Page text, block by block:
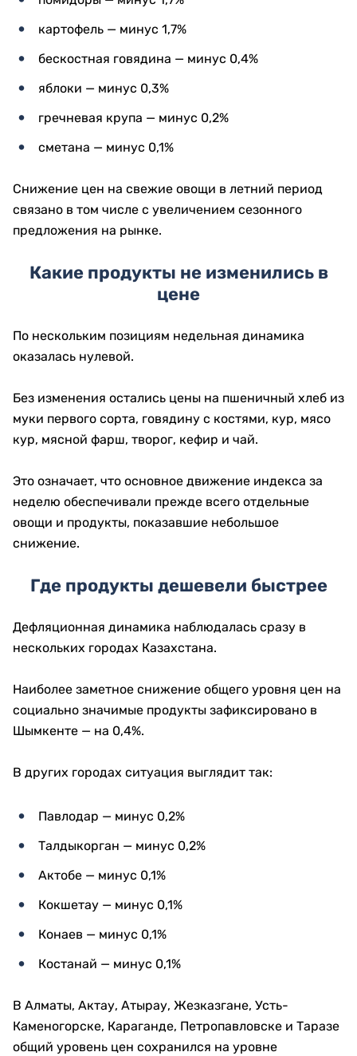
картофель — минус 1,7%
бескостная говядина — минус 0,4%
яблоки — минус 0,3%
гречневая крупа — минус 0,2%
сметана — минус 0,1%
Снижение цен на свежие овощи в летний период
связано в том числе с увеличением сезонного
предложения на рынке.
Какие продукты не изменились в
цене
По нескольким позициям недельная динамика
оказалась нулевой.
Без изменения остались цены на пшеничный хлеб из
муки первого сорта, говядину с костями, кур, мясо
кур, мясной фарш, творог, кефир и чай.
Это означает, что основное движение индекса за
неделю обеспечивали прежде всего отдельные
овощи и продукты, показавшие небольшое
снижение.
Где продукты дешевели быстрее
Дефляционная динамика наблюдалась сразу в
нескольких городах Казахстана.
Наиболее заметное снижение общего уровня цен на
социально значимые продукты зафиксировано в
Шымкенте — на 0,4%.
В других городах ситуация выглядит так:
Павлодар — минус 0,2%
Талдыкорган — минус 0,2%
Актобе — минус 0,1%
Кокшетау — минус 0,1%
Конаев — минус 0,1%
Костанай — минус 0,1%
В Алматы, Актау, Атырау, Жезказгане, Усть-
Каменогорске, Караганде, Петропавловске и Таразе
общий уровень цен сохранился на уровне